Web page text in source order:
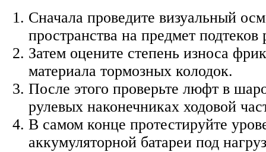
Сначала проведите визуальный
пространства на предмет
Затем оцените степень износа
материала тормозных колодок.
После этого проверьте люфт в
рулевых наконечниках ходовой
В самом конце протестируйте
аккумуляторной батареи под